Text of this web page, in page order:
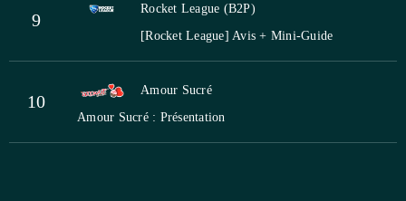
9
Rocket League (B2P)
[Rocket League] Avis + Mini-Guide
10
Amour Sucré
Amour Sucré : Présentation